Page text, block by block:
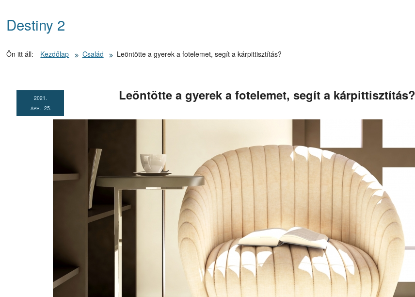
Kezdőlapra
ugrás
Destiny 2
Ön itt áll: Kezdőlap Család Leöntötte a gyerek a fotelemet, segít a kárpittisztítás?
Leöntötte a gyerek a fotelemet, segít a kárpittisztítás?
2021.
ÁPR. 25.